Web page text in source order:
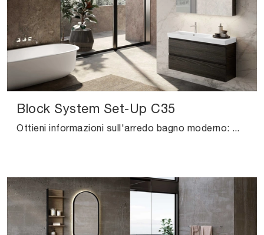
Block System Set-Up C35
Ottieni informazioni sull'arredo bagno moderno: mobili bagno sospesi in melaminico come il modello Block System Set-Up C35 di Baxar ti attendono.